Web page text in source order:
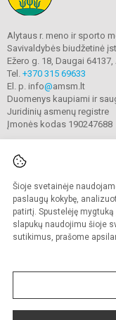
Šioje svetainėje
paslaugų kokybę,
patirtį. Spustelėję
slapukų naudojimu šioje
sutikimus, prašome
Alytaus r. meno ir sporto
Savivaldybės biudžetinė
Ežero g. 18, Daugai 64137,
Tel. +370 315 69633
El. p. info@amsm.lt
Duomenys kaupiami ir
Juridinių asmenų registre
Įmonės kodas 190247688
© 2020. Alytaus r.
Kopijuoti turinį be
Sumanus būdas